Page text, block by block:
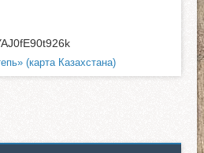
(карта Казахстана)